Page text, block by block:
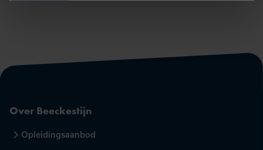
Over Beeckestijn
Opleidingsaanbod